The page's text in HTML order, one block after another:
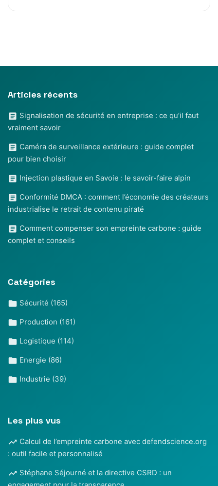
Articles récents
Signalisation de sécurité en entreprise : ce qu’il faut
vraiment savoir
Caméra de surveillance extérieure : guide complet
pour bien choisir
Injection plastique en Savoie : le savoir-faire alpin
Conformité DMCA : comment l’économie des créateurs
industrialise le retrait de contenu piraté
Comment compenser son empreinte carbone : guide
complet et conseils
Catégories
Sécurité (165)
Production (161)
Logistique (114)
Energie (86)
Industrie (39)
Les plus vus
Calcul de l’empreinte carbone avec defendscience.org
: outil facile et personnalisé
Stéphane Séjourné et la directive CSRD : un